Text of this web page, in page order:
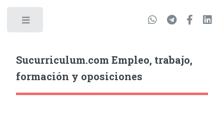
Sucurriculum.com Empleo, trabajo,
formación y oposiciones